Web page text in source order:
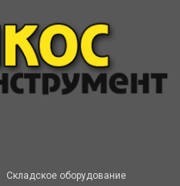
Складское оборудование